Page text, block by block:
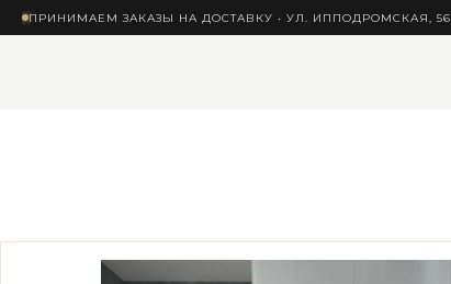
ПРИНИМАЕМ ЗАКАЗЫ НА ДОСТАВКУ • УЛ. ИППОДРОМСКАЯ, 56